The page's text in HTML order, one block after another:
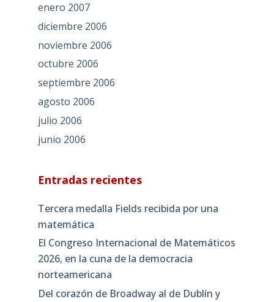
enero 2007
diciembre 2006
noviembre 2006
octubre 2006
septiembre 2006
agosto 2006
julio 2006
junio 2006
Entradas recientes
Tercera medalla Fields recibida por una
matemática
El Congreso Internacional de Matemáticos
2026, en la cuna de la democracia
norteamericana
Del corazón de Broadway al de Dublín y